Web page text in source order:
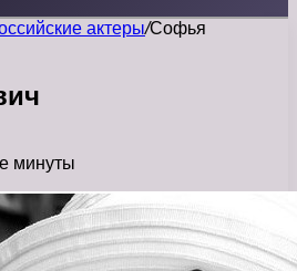
актеры/Софья
минуты